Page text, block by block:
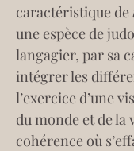
caractéristique de
une espèce de
langagier, par sa
intégrer les
l’exercice d’une
du monde et de la
cohérence où